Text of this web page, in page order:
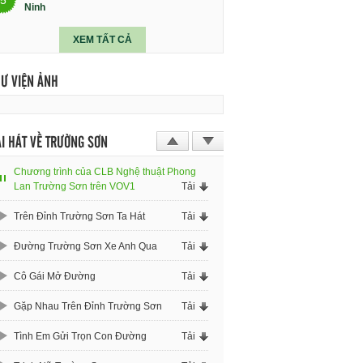
Ninh
XEM TẤT CẢ
VIỆN ẢNH
HÁT VỀ TRƯỜNG SƠN
Chương trình của CLB Nghệ thuật Phong
Lan Trường Sơn trên VOV1
Tải
Trên Đỉnh Trường Sơn Ta Hát Tải
Đường Trường Sơn Xe Anh Qua Tải
Cô Gái Mở Đường Tải
Gặp Nhau Trên Đỉnh Trường Sơn Tải
Tình Em Gửi Trọn Con Đường Tải